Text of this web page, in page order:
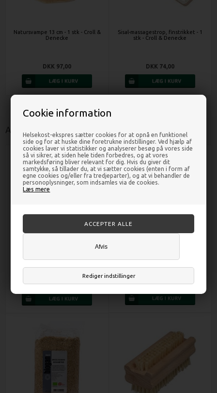
Cookie information
Helsekost-ekspres sætter cookies for at opnå en funktionel
side og for at huske dine foretrukne indstillinger. Ved hjælp af
cookies laver vi statistikker og analyserer besøg på vores side
så vi sikrer, at siden hele tiden forbedres, og at vores
markedsføring bliver relevant for dig. Hvis du giver dit
samtykke, så tillader du, at vi sætter cookies (enten i form af
egne cookies og/eller fra tredjeparter), og at vi behandler de
personoplysninger, som indsamles via de cookies.
Læs mere
Rediger indstillinger
Afvis
Natursvampe 13 cm - 1 stk - Croll &
Denecke
DKK 97,00
Sisal-massagestrop, finstrikket - 1
stk - Croll & Denecke
DKK 74,00
Andre kunder købte også
DKK 4,00 DKK 44,00